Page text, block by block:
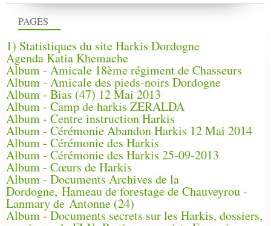
PAGES
1) Statistiques du site Harkis Dordogne
Agenda Katia Khemache
Album - Amicale 18ème régiment de Chasseurs
Album - Amicale des pieds-noirs Dordogne
Album - Bias (47) 12 Mai 2013
Album - Camp de harkis ZERALDA
Album - Centre instruction Harkis
Album - Cérémonie Abandon Harkis 12 Mai 2014
Album - Cérémonie des Harkis
Album - Cérémonie des Harkis 25-09-2013
Album - Cœurs de Harkis
Album - Documents Archives de la
Dordogne, Hameau de forestage de Chauveyrou -
Lanmary de Antonne (24)
Album - Documents secrets sur les Harkis, dossiers,